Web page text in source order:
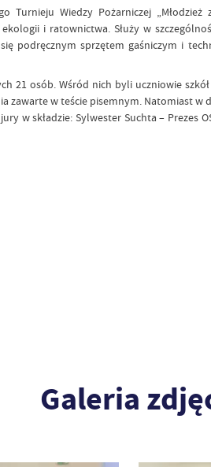
Wiedzy Pożarniczej
i ratownictwa. Służy w
podręcznym sprzętem gaśniczym i
21 osób. Wśród nich byli uczniowie
zawarte w teście pisemnym. Natomiast
składzie: Sylwester Suchta – Prezes
Galeria